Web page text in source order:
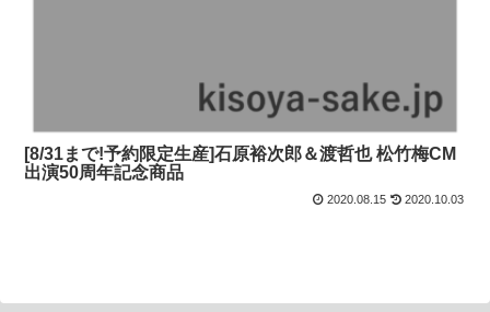
[8/31まで!予約限定生産]石原裕次郎＆渡哲也 松竹梅CM
出演50周年記念商品
2020.08.15 2020.10.03